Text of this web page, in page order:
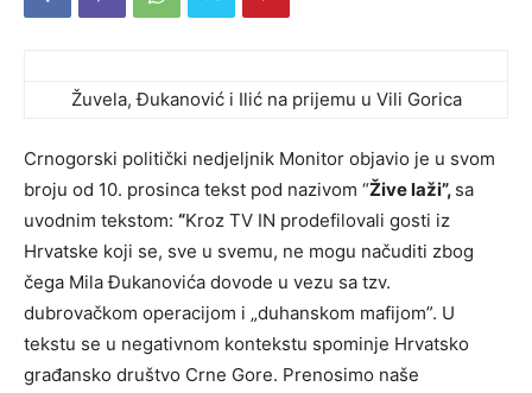
Žuvela, Đukanović i Ilić na prijemu u Vili Gorica
Crnogorski politički nedjeljnik Monitor objavio je u svom
broju od 10. prosinca tekst pod nazivom “Žive laži”, sa
uvodnim tekstom: “Kroz TV IN prodefilovali gosti iz
Hrvatske koji se, sve u svemu, ne mogu načuditi zbog
čega Mila Đukanovića dovode u vezu sa tzv.
dubrovačkom operacijom i „duhanskom mafijom”. U
tekstu se u negativnom kontekstu spominje Hrvatsko
građansko društvo Crne Gore. Prenosimo naše